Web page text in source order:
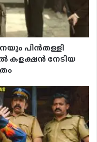
പിൻതള്ളി
കളക്ഷൻ നേടിയ